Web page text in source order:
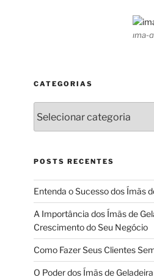
ima-
CATEGORIAS
POSTS RECENTES
Entenda o Sucesso dos Ímãs
A Importância dos Ímãs de
Crescimento do Seu Negócio
Como Fazer Seus Clientes
O Poder dos Ímãs de